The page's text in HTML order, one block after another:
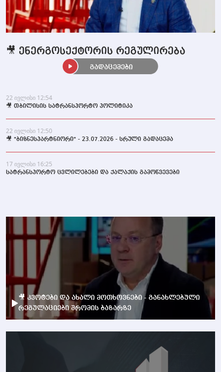
22 ივლისი 12:54
🎥 თბილისის სატრანსპორტო პოლიტიკა
22 ივლისი 12:50
🎥 "ბიზნესპარტნიორი" - 23.07.2026 - სრული გადაცემა
17 ივლისი 16:25
სატრანსპორტო ცვლილებები და ქალაქის გამოწვევები
🎥 ენერგოსექტორის რეგულირება
გადაცემები
🎥 კვოტები და ახალი მოთხოვნები - განახლებული
რეგულაციები შრომის ბაზარზე